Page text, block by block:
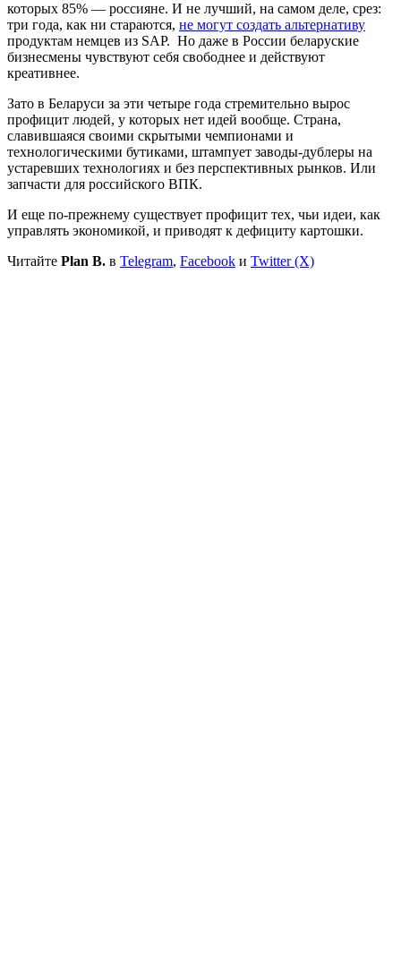
которых 85% — россияне. И не лучший, на самом деле, срез:
три года, как ни стараются, не могут создать альтернативу
продуктам немцев из SAP. Но даже в России беларуские
бизнесмены чувствуют себя свободнее и действуют
креативнее.
Зато в Беларуси за эти четыре года стремительно вырос
профицит людей, у которых нет идей вообще. Страна,
славившаяся своими скрытыми чемпионами и
технологическими бутиками, штампует заводы-дублеры на
устаревших технологиях и без перспективных рынков. Или
запчасти для российского ВПК.
И еще по-прежнему существует профицит тех, чьи идеи, как
управлять экономикой, и приводят к дефициту картошки.
Читайте Plan B. в Telegram, Facebook и Twitter (X)